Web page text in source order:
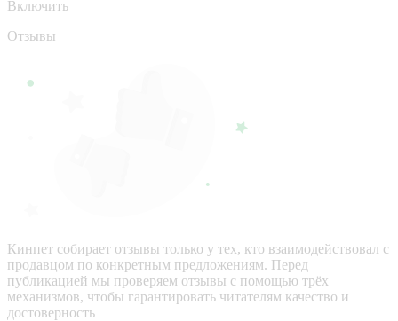
Включить
Отзывы
Кинпет собирает отзывы только у тех, кто взаимодействовал с
продавцом по конкретным предложениям. Перед
публикацией мы проверяем отзывы с помощью трёх
механизмов, чтобы гарантировать читателям качество и
достоверность